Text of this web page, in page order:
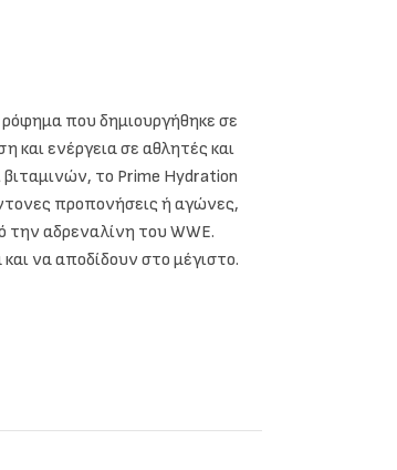
που δημιουργήθηκε σε
και ενέργεια σε αθλητές και
το Prime Hydration
προπονήσεις ή αγώνες,
αδρεναλίνη του WWE.
να αποδίδουν στο μέγιστο.